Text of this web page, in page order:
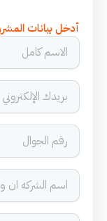
أدخل بيانات